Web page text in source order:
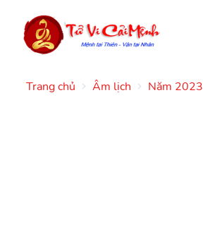
Trang chủ Âm lịch Năm 2023